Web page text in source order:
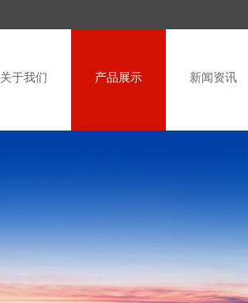
关于我们 产品展示 新闻资讯